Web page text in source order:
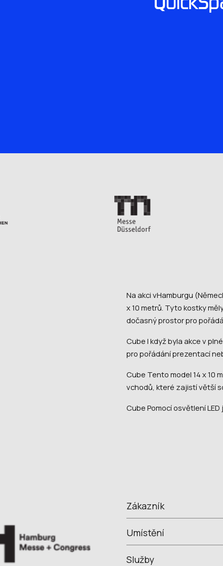
Zákazník
Umístění
Služby
Na akci vHamburgu
x 10 metrů. Tyto kostky
dočasný prostor pro
Cube I když byla akce v
pro pořádání prezentací
Cube Tento model 14 x 10
vchodů, které zajistí větší
Cube Pomocí osvětlení